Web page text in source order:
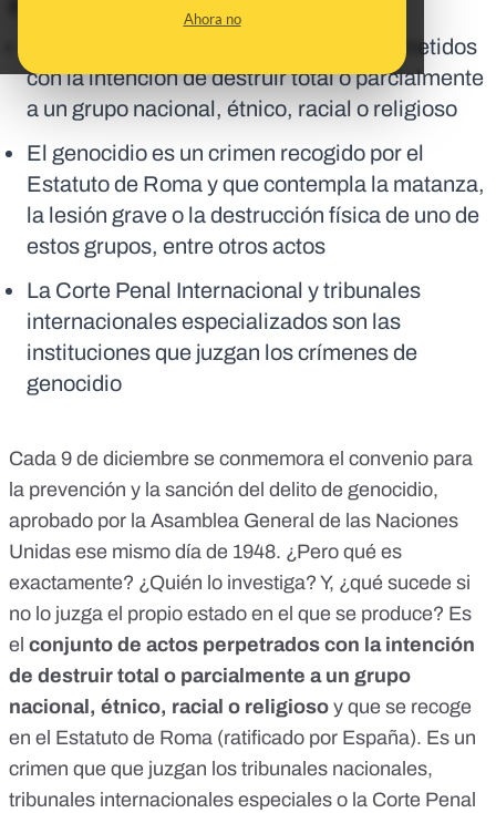
Ahora no
El genocidio es el conjunto de actos cometidos
con la intención de destruir total o parcialmente
a un grupo nacional, étnico, racial o religioso
El genocidio es un crimen recogido por el
Estatuto de Roma y que contempla la matanza,
la lesión grave o la destrucción física de uno de
estos grupos, entre otros actos
La Corte Penal Internacional y tribunales
internacionales especializados son las
instituciones que juzgan los crímenes de
genocidio
Cada 9 de diciembre se conmemora el convenio para
la prevención y la sanción del delito de genocidio,
aprobado por la Asamblea General de las Naciones
Unidas ese mismo día de 1948. ¿Pero qué es
exactamente? ¿Quién lo investiga? Y, ¿qué sucede si
no lo juzga el propio estado en el que se produce? Es
el conjunto de actos perpetrados con la intención
de destruir total o parcialmente a un grupo
nacional, étnico, racial o religioso y que se recoge
en el Estatuto de Roma (ratificado por España). Es un
crimen que que juzgan los tribunales nacionales,
tribunales internacionales especiales o la Corte Penal